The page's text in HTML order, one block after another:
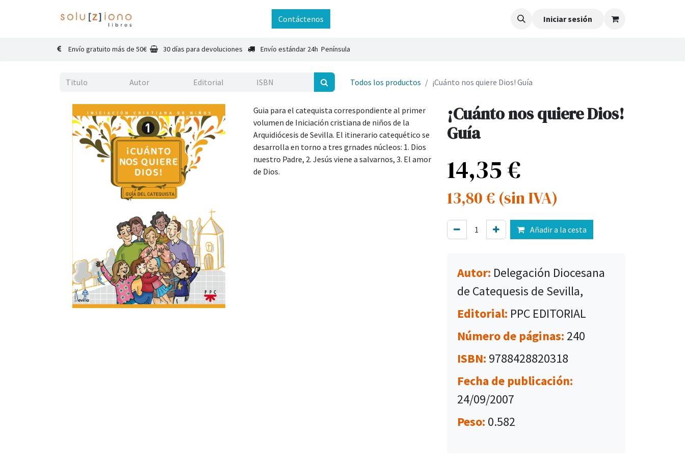
Contáctenos Iniciar sesión
Envío gratuito más de 50€ 30 días para devoluciones Envío estándar 24h Península
Todos los productos ¡Cuánto nos quiere Dios! Guía
Guia para el catequista correspondiente al primer
volumen de Iniciación cristiana de niños de la
Arquidiócesis de Sevilla. El itinerario catequético se
desarrolla en torno a tres grnades núcleos: 1. Dios
nuestro Padre, 2. Jesús viene a salvarnos, 3. El amor
de Dios.
¡Cuánto nos quiere Dios!
Guía
14,35€
13,80€ (sin IVA)
Añadir a la cesta
Autor: Delegación Diocesana
de Catequesis de Sevilla,
Editorial: PPC EDITORIAL
Número de páginas: 240
ISBN: 9788428820318
Fecha de publicación:
24/09/2007
Peso: 0.582